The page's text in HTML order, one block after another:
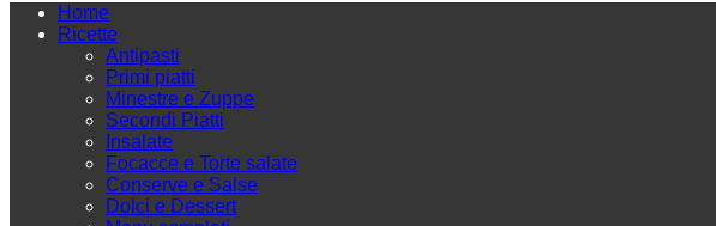
Home
Ricette
Antipasti
Primi piatti
Minestre e Zuppe
Secondi Piatti
Insalate
Focacce e Torte salate
Conserve e Salse
Dolci e Dessert